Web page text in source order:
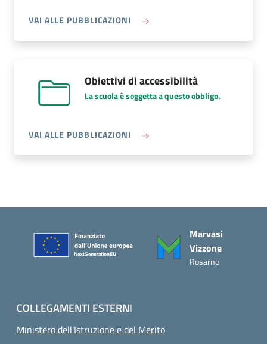
VAI ALLE PUBBLICAZIONI A PROPOSITO DI REGOLAMENTI
Obiettivi di accessibilità
La scuola è soggetta a questo obbligo.
VAI ALLE PUBBLICAZIONI A PROPOSITO DI OBIETTIVI DI
Marvasi
Vizzone
Rosarno
COLLEGAMENTI ESTERNI
Ministero dell'Istruzione e del Merito